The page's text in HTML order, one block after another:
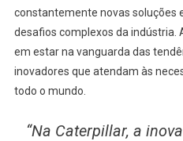
constantemente novas soluções
desafios complexos da indústria.
em estar na vanguarda das
inovadores que atendam às
todo o mundo.
“Na Caterpillar, a